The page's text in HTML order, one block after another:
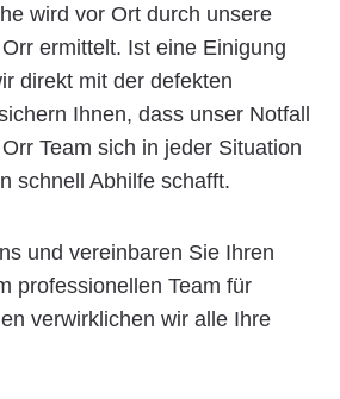
wird vor Ort durch unsere
ermittelt. Ist eine Einigung
direkt mit der defekten
Ihnen, dass unser Notfall
Team sich in jeder Situation
schnell Abhilfe schafft.
und vereinbaren Sie Ihren
professionellen Team für
verwirklichen wir alle Ihre